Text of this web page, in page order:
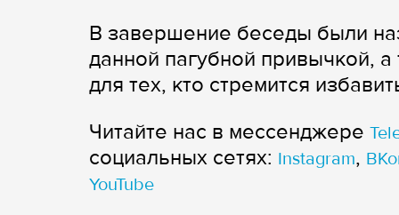
В завершение беседы были
данной пагубной привычкой,
для тех, кто стремится
Читайте нас в мессенджере
cоциальных сетях: Instagram,
YouTube